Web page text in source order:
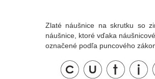
Zlaté náušnice na skrutku so
náušnice, ktoré vďaka
označené podľa puncového